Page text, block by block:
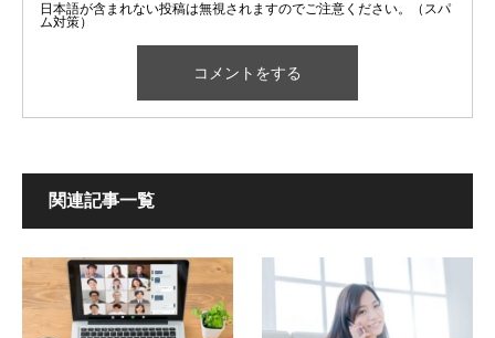
日本語が含まれない投稿は無視されますのでご注意ください。（スパ
ム対策）
関連記事一覧